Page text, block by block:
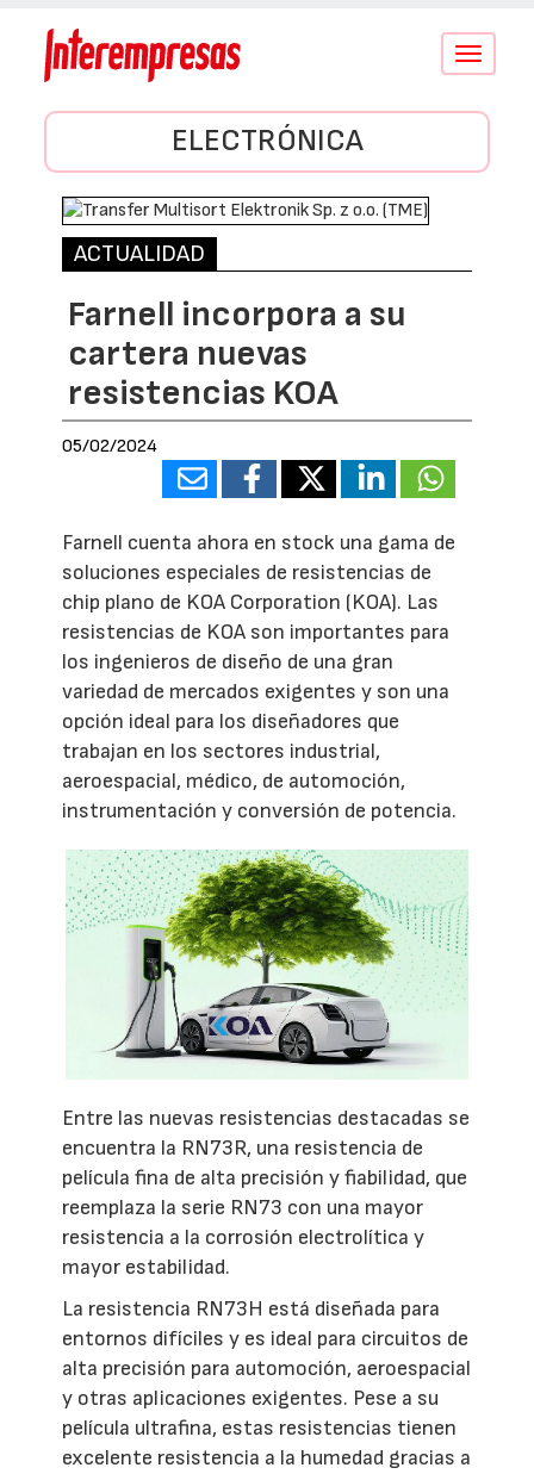
Conmutar
ELECTRÓNICA
ACTUALIDAD
Farnell incorpora a su
cartera nuevas
resistencias KOA
05/02/2024
Farnell cuenta ahora en stock una gama de
soluciones especiales de resistencias de
chip plano de KOA Corporation (KOA). Las
resistencias de KOA son importantes para
los ingenieros de diseño de una gran
variedad de mercados exigentes y son una
opción ideal para los diseñadores que
trabajan en los sectores industrial,
aeroespacial, médico, de automoción,
instrumentación y conversión de potencia.
Entre las nuevas resistencias destacadas se
encuentra la RN73R, una resistencia de
película fina de alta precisión y fiabilidad, que
reemplaza la serie RN73 con una mayor
resistencia a la corrosión electrolítica y
mayor estabilidad.
La resistencia RN73H está diseñada para
entornos difíciles y es ideal para circuitos de
alta precisión para automoción, aeroespacial
y otras aplicaciones exigentes. Pese a su
película ultrafina, estas resistencias tienen
excelente resistencia a la humedad gracias a